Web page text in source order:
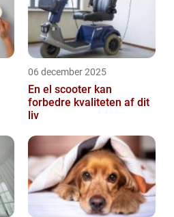
06 december 2025
En el scooter kan
forbedre kvaliteten af dit
liv